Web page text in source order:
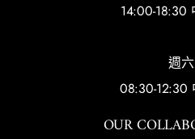
14:00-18:30
週六
08:30-12:30
OUR